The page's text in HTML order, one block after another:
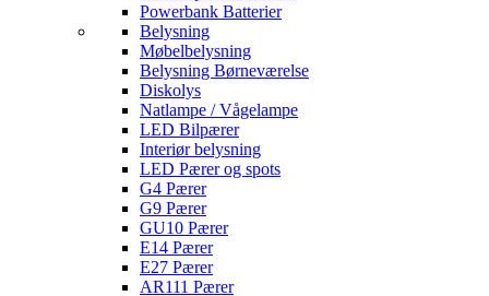
Powerbank Batterier
Belysning
Møbelbelysning
Belysning Børneværelse
Diskolys
Natlampe / Vågelampe
LED Bilpærer
Interiør belysning
LED Pærer og spots
G4 Pærer
G9 Pærer
GU10 Pærer
E14 Pærer
E27 Pærer
AR111 Pærer